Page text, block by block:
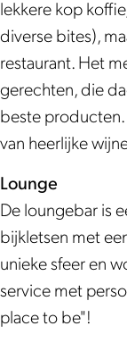
-
t
'
a
-
R
e
s
u
r
a
n
B
a
r
-
R
e
a
u
r
a
-
R
e
s
t
a
a
n
t
'
V
-
B
a
r
-
R
t
a
u
r
L
o
u
n
g
-
B
a
r
-
R
lekkere kop
diverse bites),
restaurant. Het
gerechten, die
beste
van heerlijke
Lounge
De loungebar is
bijkletsen met
unieke sfeer en
service met
place to be"!